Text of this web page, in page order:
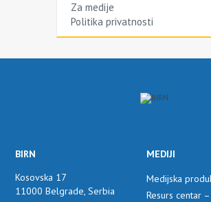
Za medije
Politika privatnosti
BIRN
Kosovska 17
11000 Belgrade, Serbia
MEDIJI
Medijska
Resurs centar –